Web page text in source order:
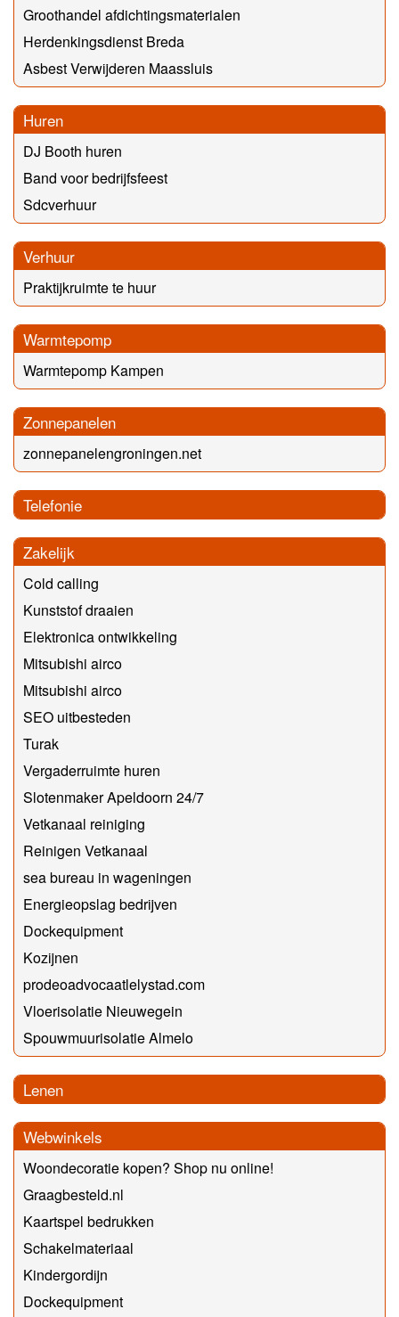
Groothandel afdichtingsmaterialen
Herdenkingsdienst Breda
Asbest Verwijderen Maassluis
Huren
DJ Booth huren
Band voor bedrijfsfeest
Sdcverhuur
Verhuur
Praktijkruimte te huur
Warmtepomp
Warmtepomp Kampen
Zonnepanelen
zonnepanelengroningen.net
Telefonie
Zakelijk
Cold calling
Kunststof draaien
Elektronica ontwikkeling
Mitsubishi airco
Mitsubishi airco
SEO uitbesteden
Turak
Vergaderruimte huren
Slotenmaker Apeldoorn 24/7
Vetkanaal reiniging
Reinigen Vetkanaal
sea bureau in wageningen
Energieopslag bedrijven
Dockequipment
Kozijnen
prodeoadvocaatlelystad.com
Vloerisolatie Nieuwegein
Spouwmuurisolatie Almelo
Lenen
Webwinkels
Woondecoratie kopen? Shop nu online!
Graagbesteld.nl
Kaartspel bedrukken
Schakelmateriaal
Kindergordijn
Dockequipment